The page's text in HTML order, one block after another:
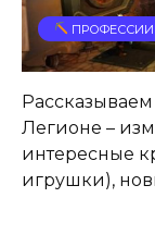
ПРОФЕССИИ
Легионе –
интересные
игрушки),